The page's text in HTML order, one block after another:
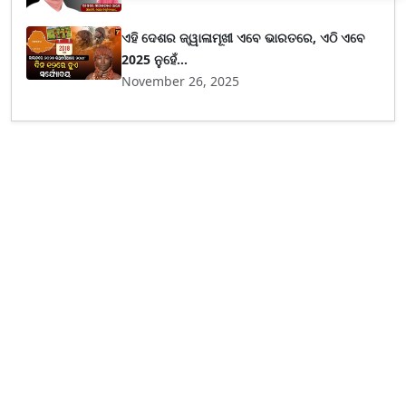
ଏହି ଦେଶର ଜ୍ୱାଳାମୂଖୀ ଏବେ ଭାରତରେ, ଏଠି ଏବେ
2025 ନୁହେଁ...
November 26, 2025